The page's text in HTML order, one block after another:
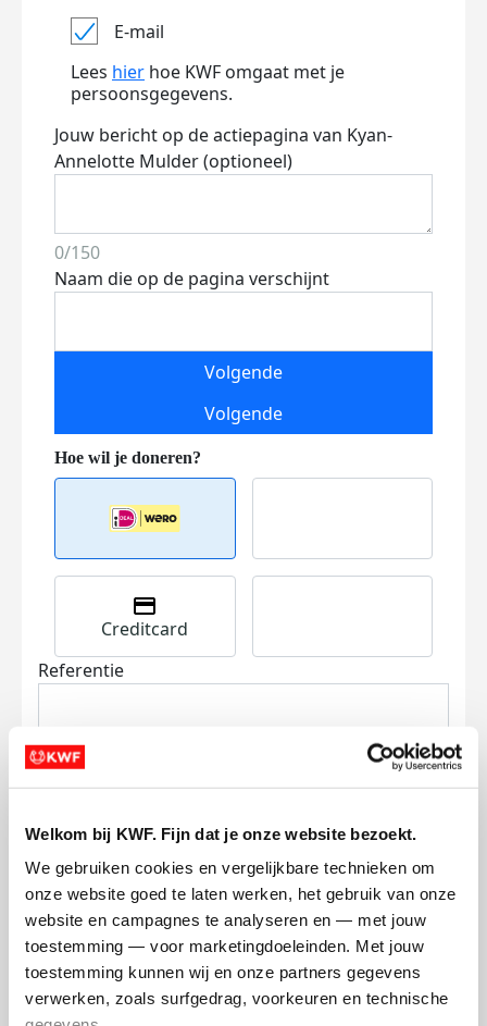
Welkom bij KWF. Fijn dat je onze website bezoekt.
We gebruiken cookies en vergelijkbare technieken om
onze website goed te laten werken, het gebruik van onze
website en campagnes te analyseren en — met jouw
toestemming — voor marketingdoeleinden. Met jouw
toestemming kunnen wij en onze partners gegevens
verwerken, zoals surfgedrag, voorkeuren en technische
E-mail
Lees hier hoe KWF omgaat met je
persoonsgegevens.
Jouw bericht op de actiepagina van Kyan-
Annelotte Mulder (optioneel)
0/150
Naam die op de pagina verschijnt
Volgende
Volgende
Creditcard
Referentie
Ik wil bijdragen aan de transactiekosten
en betaal €0.75 extra.
Doneer nu